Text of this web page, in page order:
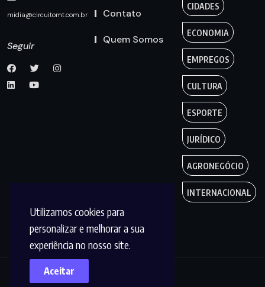
Utilizamos cookies para
personalizar e melhorar a sua
experiência no nosso site.
Aceitar
midia@circuitomt.com.br
Seguir
Contato
Quem Somos
CIDADES
ECONOMIA
EMPREGOS
CULTURA
ESPORTE
JURÍDICO
AGRONEGÓCIO
INTERNACIONAL